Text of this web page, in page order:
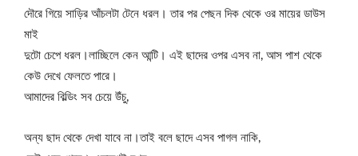
দৌরে গিয়ে সাড়ির আঁচলটা টেনে ধরল। তার পর পেছন দিক থেকে ওর মায়ের ডাউস
মাই
দুটো চেপে ধরল।লাচ্ছিলে কেন আন্টি। এই ছাদের ওপর এসব না, আস পাশ থেকে
কেউ দেখে ফেলতে পারে।
আমাদের বিল্ডিং সব চেয়ে উঁচু,
অন্য ছাদ থেকে দেখা যাবে না।তাই বলে ছাদে এসব পাগল নাকি,